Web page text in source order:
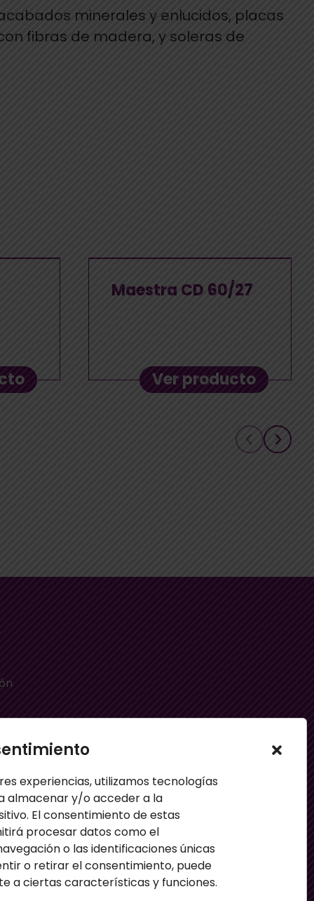
experiencias, utilizamos tecnologías
almacenar y/o acceder a la
El consentimiento de estas
procesar datos como el
o las identificaciones únicas
o retirar el consentimiento, puede
a ciertas características y funciones.
minerales y enlucidos, placas
fibras de madera, y soleras de
Maestra CD 60/27
Ver producto